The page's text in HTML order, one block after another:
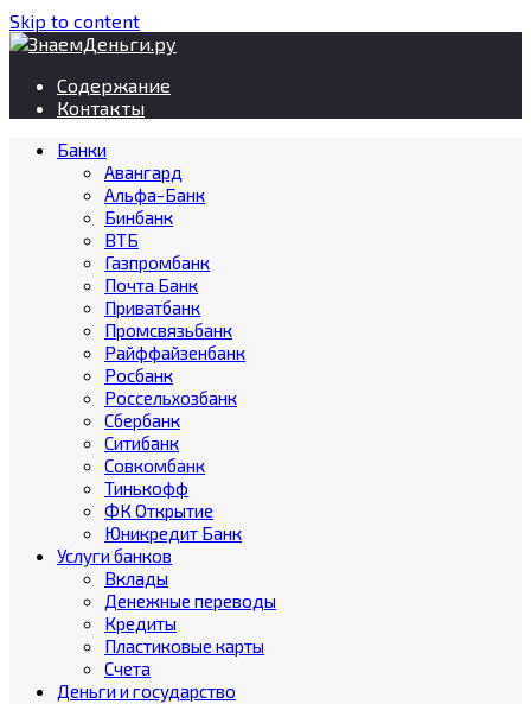
Skip to content
Содержание
Контакты
Банки
Авангард
Альфа-Банк
Бинбанк
ВТБ
Газпромбанк
Почта Банк
Приватбанк
Промсвязьбанк
Райффайзенбанк
Росбанк
Россельхозбанк
Сбербанк
Ситибанк
Совкомбанк
Тинькофф
ФК Открытие
Юникредит Банк
Услуги банков
Вклады
Денежные переводы
Кредиты
Пластиковые карты
Счета
Деньги и государство